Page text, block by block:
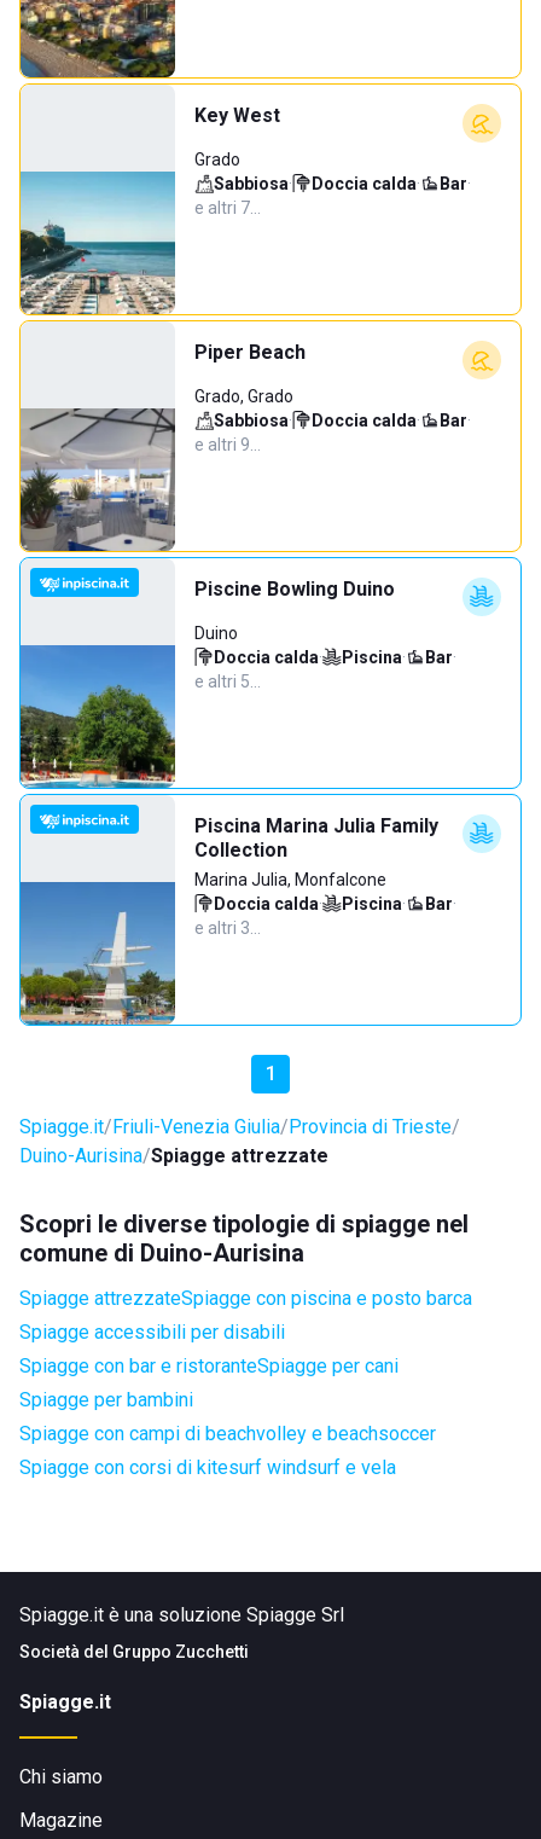
Key West
Grado
Sabbiosa· Doccia calda· Bar·
e altri 7…
Piper Beach
Grado, Grado
Sabbiosa· Doccia calda· Bar·
e altri 9…
Piscine Bowling Duino
Duino
Doccia calda· Piscina· Bar·
e altri 5…
Piscina Marina Julia Family
Collection
Marina Julia, Monfalcone
Doccia calda· Piscina· Bar·
e altri 3…
1
Spiagge.it Friuli-Venezia Giulia Provincia di Trieste
Duino-Aurisina Spiagge attrezzate
Scopri le diverse tipologie di spiagge nel
comune di Duino-Aurisina
Spiagge attrezzateSpiagge con piscina e posto barca
Spiagge accessibili per disabili
Spiagge con bar e ristoranteSpiagge per cani
Spiagge per bambini
Spiagge con campi di beachvolley e beachsoccer
Spiagge con corsi di kitesurf windsurf e vela
Spiagge.it è una soluzione Spiagge Srl
Società del Gruppo Zucchetti
Spiagge.it
Chi siamo
Magazine